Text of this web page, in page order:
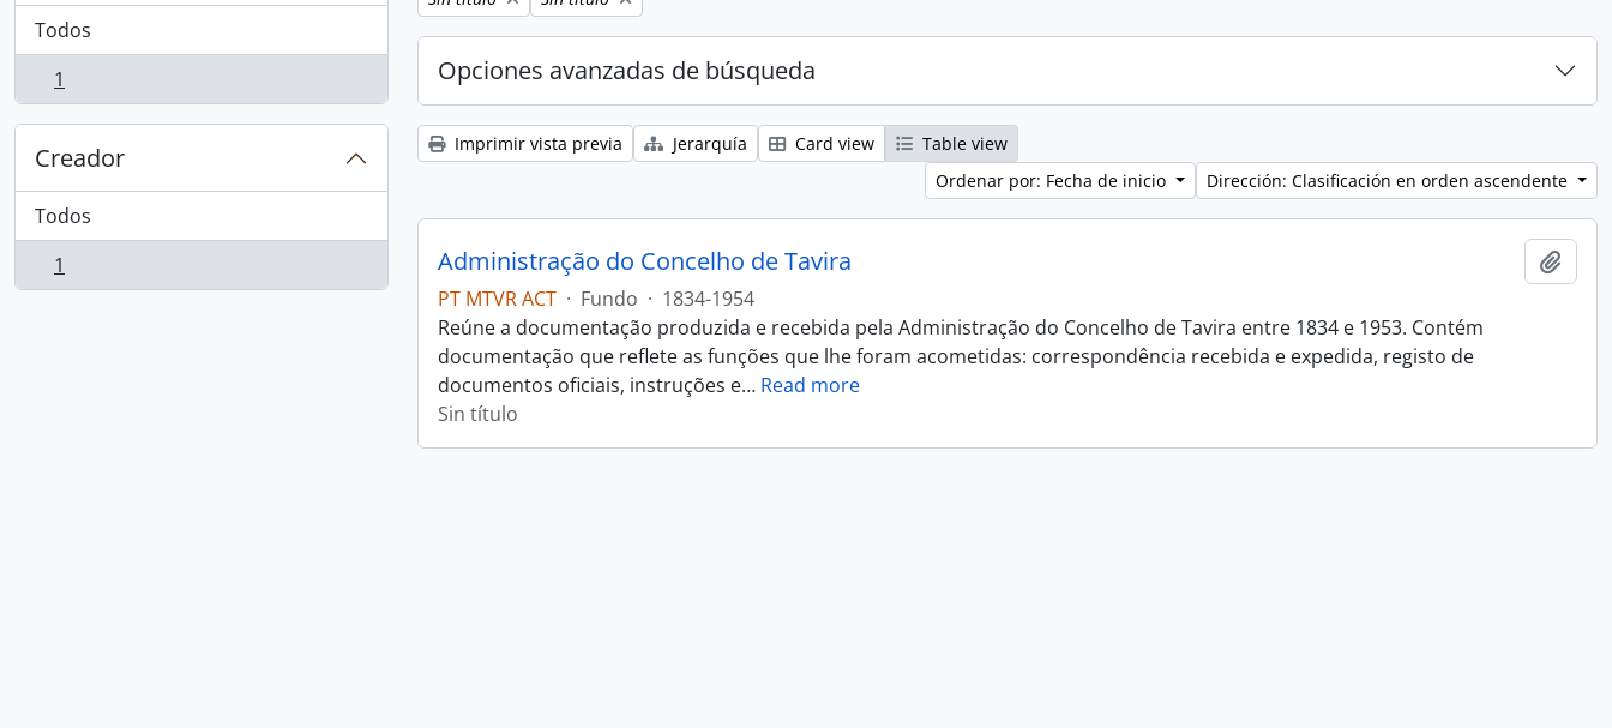
Todos
, 1 resultados
1
Creador
Todos
, 1 resultados
1
Opciones avanzadas de búsqueda
Imprimir vista previa Jerarquía Card view
Table view
Ordenar por: Fecha de inicio
Dirección: Clasificación en orden ascendente
Administração do Concelho de Tavira
PT MTVR ACT · Fundo · 1834-1954
Reúne a documentação produzida e recebida pela Administração do Concelho de Tavira entre 1834 e 1953. Contém
documentação que reflete as funções que lhe foram acometidas: correspondência recebida e expedida, registo de
documentos oficiais, instruções e… Read more
Sin título